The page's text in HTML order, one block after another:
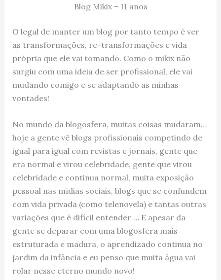
Blog Mikix – 11 anos
O legal de manter um blog por tanto tempo é ver
as transformações, re-transformações e vida
própria que ele vai tomando. Como o mikix não
surgiu com uma ideia de ser profissional, ele vai
mudando comigo e se adaptando as minhas
vontades!
No mundo da blogosfera, muitas coisas mudaram…
hoje a gente vê blogs profissionais competindo de
igual para igual com revistas e jornais, gente que
era normal e virou celebridade, gente que virou
celebridade e continua normal, muita exposição
pessoal nas mídias sociais, blogs que se confundem
com vida privada (como telenovela) e tantas outras
variações que é difícil entender … E apesar da
gente se deparar com uma blogosfera mais
estruturada e madura, o aprendizado continua no
jardim da infância e eu penso que muita água vai
rolar nesse eterno mundo novo!